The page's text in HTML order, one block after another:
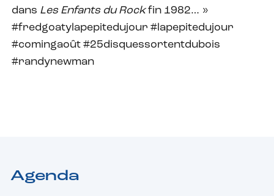
dans Les Enfants du Rockfin 1982… »
#fredgoatylapepitedujour #lapepitedujour
#comingaoût #25disquessortentdubois
#randynewman
Agenda